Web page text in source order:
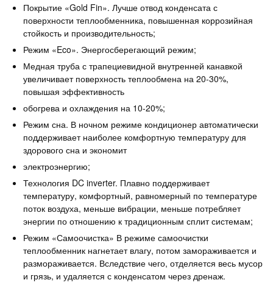
Покрытие «Gold Fin». Лучше отвод конденсата с
поверхности теплообменника, повышенная коррозийная
стойкость и производительность;
Режим «Eco». Энергосберегающий режим;
Медная труба с трапециевидной внутренней канавкой
увеличивает поверхность теплообмена на 20-30%,
повышая эффективность
обогрева и охлаждения на 10-20%;
Режим сна. В ночном режиме кондиционер автоматически
поддерживает наиболее комфортную температуру для
здорового сна и экономит
электроэнергию;
Технология DC inverter. Плавно поддерживает
температуру, комфортный, равномерный по температуре
поток воздуха, меньше вибрации, меньше потребляет
энергии по отношению к традиционным сплит системам;
Режим «Самоочистка» В режиме самоочистки
теплообменник нагнетает влагу, потом замораживается и
размораживается. Вследствие чего, отделяется весь мусор
и грязь, и удаляется с конденсатом через дренаж.